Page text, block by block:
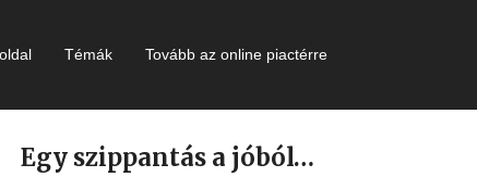
Témák Tovább az online piactérre
Egy szippantás a jóból…